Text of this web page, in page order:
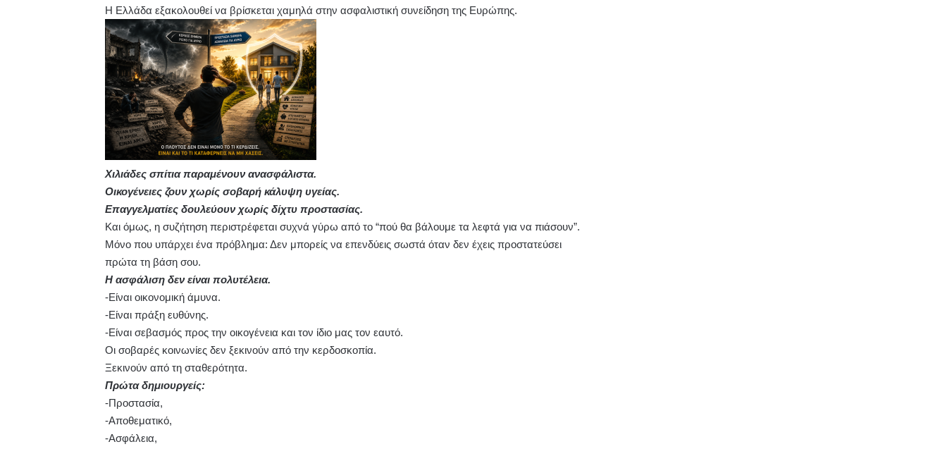
Η Ελλάδα εξακολουθεί να βρίσκεται χαμηλά στην ασφαλιστική συνείδηση της Ευρώπης.
Χιλιάδες σπίτια παραμένουν ανασφάλιστα.
Οικογένειες ζουν χωρίς σοβαρή κάλυψη υγείας.
Επαγγελματίες δουλεύουν χωρίς δίχτυ προστασίας.
Και όμως, η συζήτηση περιστρέφεται συχνά γύρω από το “πού θα βάλουμε τα λεφτά για να πιάσουν”.
Μόνο που υπάρχει ένα πρόβλημα: Δεν μπορείς να επενδύεις σωστά όταν δεν έχεις προστατεύσει
πρώτα τη βάση σου.
Η ασφάλιση δεν είναι πολυτέλεια.
-Είναι οικονομική άμυνα.
-Είναι πράξη ευθύνης.
-Είναι σεβασμός προς την οικογένεια και τον ίδιο μας τον εαυτό.
Οι σοβαρές κοινωνίες δεν ξεκινούν από την κερδοσκοπία.
Ξεκινούν από τη σταθερότητα.
Πρώτα δημιουργείς:
-Προστασία,
-Αποθεματικό,
-Ασφάλεια,